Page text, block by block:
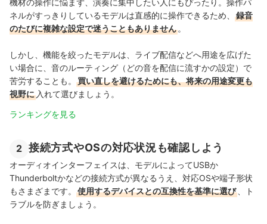
ネルがすっきりしているモデルは直感的に操作できるため、
録音
のたびに複雑な設定で迷うこともありません 。
しかし、機能を絞ったモデルは、ライブ配信などへ用途を広げた
い場合に、音のルーティング（どの音を配信に流すかの設定）で
苦労することも。
買い直しを避けるためにも、将来の用途変更も
視野に 入れて選びましょう。
ランキングを見る
2 接続方式やOSの対応状況も確認しよう
オーディオインターフェイスは、モデルによってUSBか
Thunderboltかなどの接続方式が異なるうえ、対応OSや端子形状
もさまざまです。
使用するデバイスとの互換性を基準に選び
、ト
ラブルを防ぎましょう。